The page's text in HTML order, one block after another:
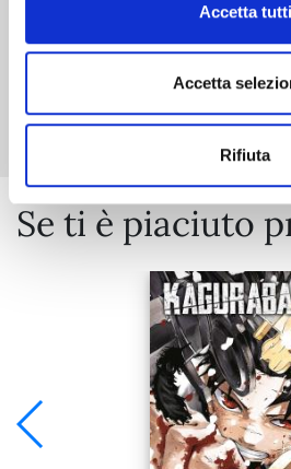
Accetta tutti
Accetta
Rifiuta
Mostra
Se ti è piaciuto